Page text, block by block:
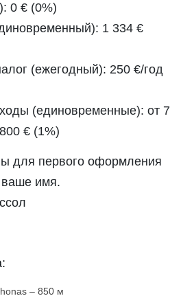
0 € (0%)
1 334 €
(ежегодный): 250 €/год
(единовременные): от 7
€ (1%)
для первого оформления
имя.
– 850 м